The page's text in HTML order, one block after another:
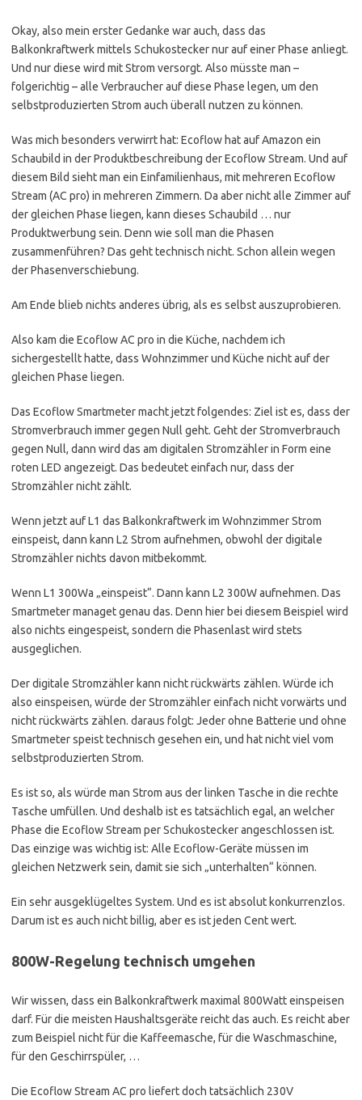
Okay, also mein erster Gedanke war auch, dass das
Balkonkraftwerk mittels Schukostecker nur auf einer Phase anliegt.
Und nur diese wird mit Strom versorgt. Also müsste man –
folgerichtig – alle Verbraucher auf diese Phase legen, um den
selbstproduzierten Strom auch überall nutzen zu können.
Was mich besonders verwirrt hat: Ecoflow hat auf Amazon ein
Schaubild in der Produktbeschreibung der Ecoflow Stream. Und auf
diesem Bild sieht man ein Einfamilienhaus, mit mehreren Ecoflow
Stream (AC pro) in mehreren Zimmern. Da aber nicht alle Zimmer auf
der gleichen Phase liegen, kann dieses Schaubild … nur
Produktwerbung sein. Denn wie soll man die Phasen
zusammenführen? Das geht technisch nicht. Schon allein wegen
der Phasenverschiebung.
Am Ende blieb nichts anderes übrig, als es selbst auszuprobieren.
Also kam die Ecoflow AC pro in die Küche, nachdem ich
sichergestellt hatte, dass Wohnzimmer und Küche nicht auf der
gleichen Phase liegen.
Das Ecoflow Smartmeter macht jetzt folgendes: Ziel ist es, dass der
Stromverbrauch immer gegen Null geht. Geht der Stromverbrauch
gegen Null, dann wird das am digitalen Stromzähler in Form eine
roten LED angezeigt. Das bedeutet einfach nur, dass der
Stromzähler nicht zählt.
Wenn jetzt auf L1 das Balkonkraftwerk im Wohnzimmer Strom
einspeist, dann kann L2 Strom aufnehmen, obwohl der digitale
Stromzähler nichts davon mitbekommt.
Wenn L1 300Wa „einspeist“. Dann kann L2 300W aufnehmen. Das
Smartmeter managet genau das. Denn hier bei diesem Beispiel wird
also nichts eingespeist, sondern die Phasenlast wird stets
ausgeglichen.
Der digitale Stromzähler kann nicht rückwärts zählen. Würde ich
also einspeisen, würde der Stromzähler einfach nicht vorwärts und
nicht rückwärts zählen. daraus folgt: Jeder ohne Batterie und ohne
Smartmeter speist technisch gesehen ein, und hat nicht viel vom
selbstproduzierten Strom.
Es ist so, als würde man Strom aus der linken Tasche in die rechte
Tasche umfüllen. Und deshalb ist es tatsächlich egal, an welcher
Phase die Ecoflow Stream per Schukostecker angeschlossen ist.
Das einzige was wichtig ist: Alle Ecoflow-Geräte müssen im
gleichen Netzwerk sein, damit sie sich „unterhalten“ können.
Ein sehr ausgeklügeltes System. Und es ist absolut konkurrenzlos.
Darum ist es auch nicht billig, aber es ist jeden Cent wert.
800W-Regelung technisch umgehen
Wir wissen, dass ein Balkonkraftwerk maximal 800Watt einspeisen
darf. Für die meisten Haushaltsgeräte reicht das auch. Es reicht aber
zum Beispiel nicht für die Kaffeemasche, für die Waschmaschine,
für den Geschirrspüler, …
Die Ecoflow Stream AC pro liefert doch tatsächlich 230V